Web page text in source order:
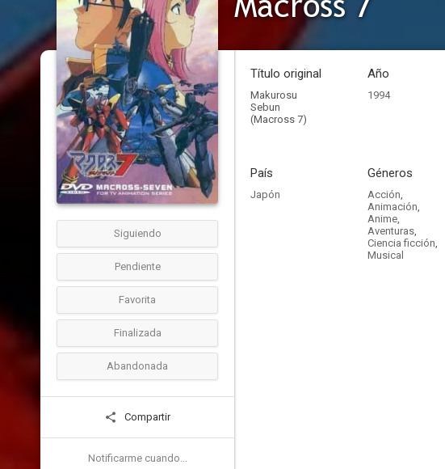
Siguiendo
Pendiente
Favorita
Finalizada
Abandonada
Compartir
Notificarme cuando...
Título original
Makurosu
Sebun
(Macross 7)
Año
1994
País
Japón
Géneros
Acción,
Animación,
Anime,
Aventuras,
Ciencia ficción,
Musical